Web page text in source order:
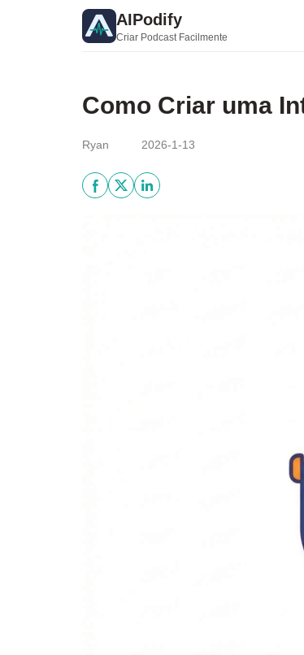
AIPodify
Criar Podcast Facilmente
Como Criar uma
Ryan 2026-1-13